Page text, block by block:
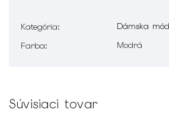
Kategória:
Dámska
Farba: Modrá
Súvisiaci tovar